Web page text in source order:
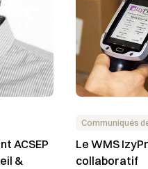
ACSEP
&
Communiqués
Le WMS
collaboratif